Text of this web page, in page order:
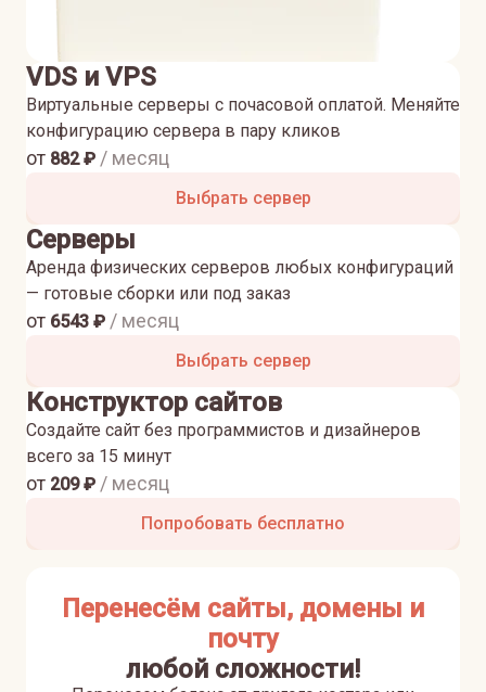
VDS и VPS
Виртуальные серверы с почасовой оплатой. Меняйте
конфигурацию сервера в пару кликов
от 882₽ / месяц
Выбрать сервер
Серверы
Аренда физических серверов любых конфигураций
— готовые сборки или под заказ
от 6543 ₽ / месяц
Выбрать сервер
Конструктор сайтов
Создайте сайт без программистов и дизайнеров
всего за 15 минут
от 209₽ / месяц
Попробовать бесплатно
Перенесём сайты, домены и
почту
любой сложности!